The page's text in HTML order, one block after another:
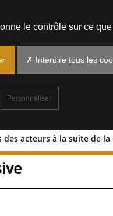
acteurs à la suite de
»… Les
le contrôle sur ce
✗ Interdire tous les
Personnaliser